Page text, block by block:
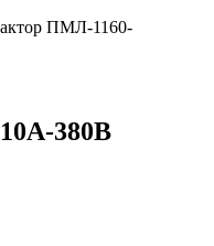
ПМЛ-1160-
380В